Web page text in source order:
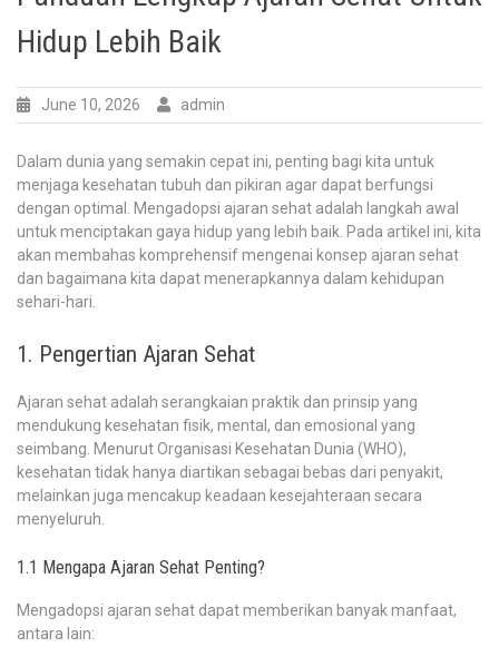
Hidup Lebih Baik
June 10, 2026 admin
Dalam dunia yang semakin cepat ini, penting bagi kita untuk
menjaga kesehatan tubuh dan pikiran agar dapat berfungsi
dengan optimal. Mengadopsi ajaran sehat adalah langkah awal
untuk menciptakan gaya hidup yang lebih baik. Pada artikel ini, kita
akan membahas komprehensif mengenai konsep ajaran sehat
dan bagaimana kita dapat menerapkannya dalam kehidupan
sehari-hari.
1. Pengertian Ajaran Sehat
Ajaran sehat adalah serangkaian praktik dan prinsip yang
mendukung kesehatan fisik, mental, dan emosional yang
seimbang. Menurut Organisasi Kesehatan Dunia (WHO),
kesehatan tidak hanya diartikan sebagai bebas dari penyakit,
melainkan juga mencakup keadaan kesejahteraan secara
menyeluruh.
1.1 Mengapa Ajaran Sehat Penting?
Mengadopsi ajaran sehat dapat memberikan banyak manfaat,
antara lain: